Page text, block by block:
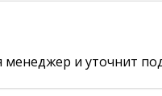
и уточнит